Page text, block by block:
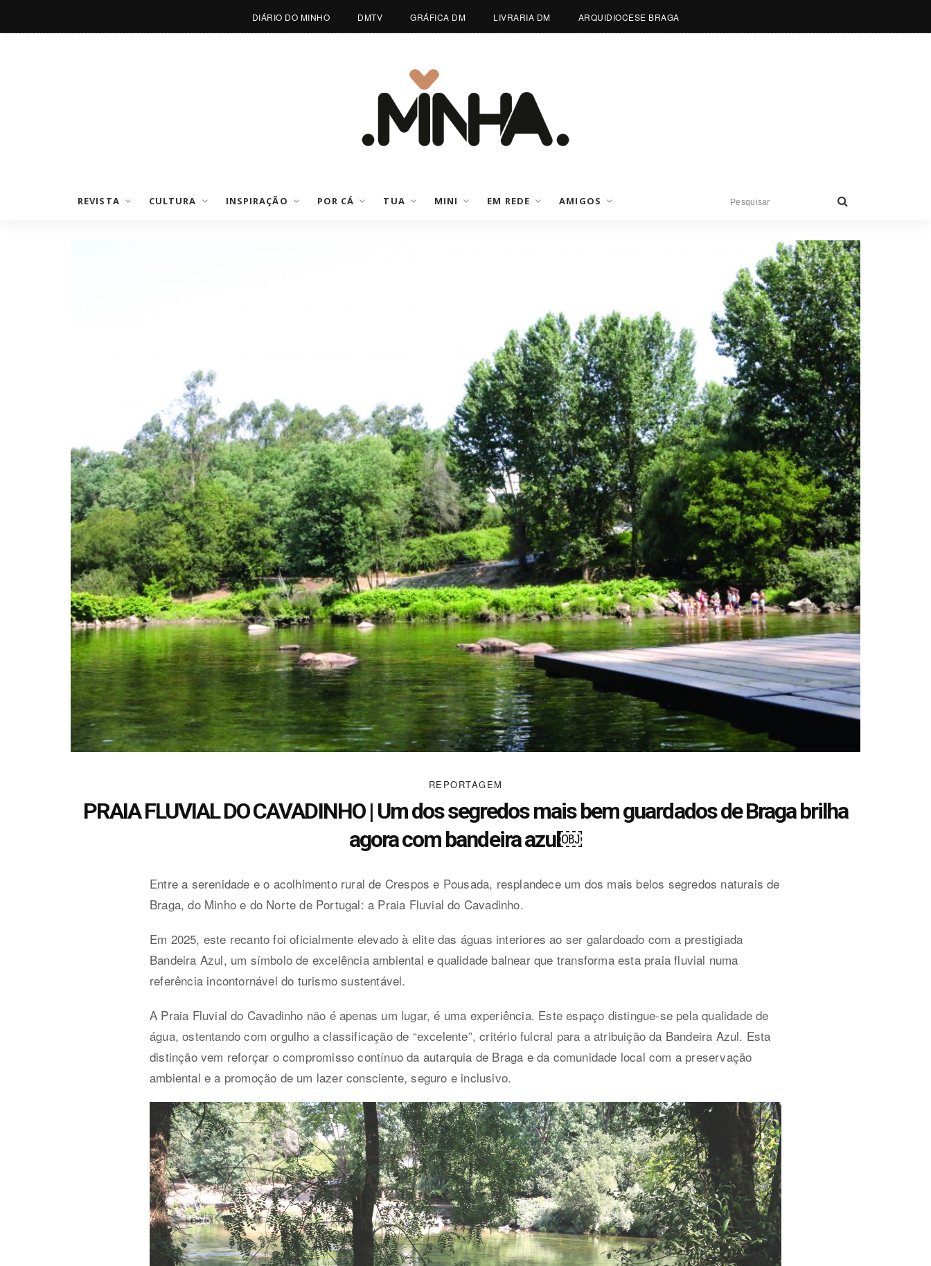
DIÁRIO DO MINHO DMTV GRÁFICA DM LIVRARIA DM ARQUIDIOCESE BRAGA
REVISTA CULTURA INSPIRAÇÃO POR CÁ TUA MINI EM REDE AMIGOS
REPORTAGEM
PRAIA FLUVIAL DO CAVADINHO | Um dos segredos mais bem guardados de Braga brilha
agora com bandeira azul￼
Entre a serenidade e o acolhimento rural de Crespos e Pousada, resplandece um dos mais belos segredos naturais de
Braga, do Minho e do Norte de Portugal: a Praia Fluvial do Cavadinho.
Em 2025, este recanto foi oficialmente elevado à elite das águas interiores ao ser galardoado com a prestigiada
Bandeira Azul, um símbolo de excelência ambiental e qualidade balnear que transforma esta praia fluvial numa
referência incontornável do turismo sustentável.
A Praia Fluvial do Cavadinho não é apenas um lugar, é uma experiência. Este espaço distingue-se pela qualidade de
água, ostentando com orgulho a classificação de “excelente”, critério fulcral para a atribuição da Bandeira Azul. Esta
distinção vem reforçar o compromisso contínuo da autarquia de Braga e da comunidade local com a preservação
ambiental e a promoção de um lazer consciente, seguro e inclusivo.